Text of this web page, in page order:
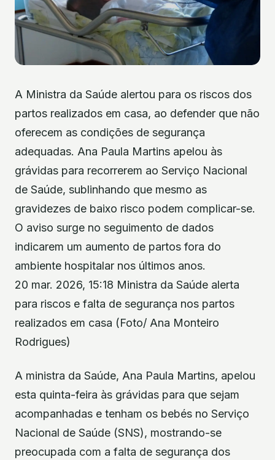
A Ministra da Saúde alertou para os riscos dos
partos realizados em casa, ao defender que não
oferecem as condições de segurança
adequadas. Ana Paula Martins apelou às
grávidas para recorrerem ao Serviço Nacional
de Saúde, sublinhando que mesmo as
gravidezes de baixo risco podem complicar-se.
O aviso surge no seguimento de dados
indicarem um aumento de partos fora do
ambiente hospitalar nos últimos anos.
20 mar. 2026, 15:18 Ministra da Saúde alerta
para riscos e falta de segurança nos partos
realizados em casa (Foto/ Ana Monteiro
Rodrigues)
A ministra da Saúde, Ana Paula Martins, apelou
esta quinta-feira às grávidas para que sejam
acompanhadas e tenham os bebés no Serviço
Nacional de Saúde (SNS), mostrando-se
preocupada com a falta de segurança dos